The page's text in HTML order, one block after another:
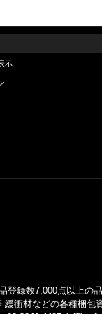
示
登録数7,000点以上
衝材などの各種梱包